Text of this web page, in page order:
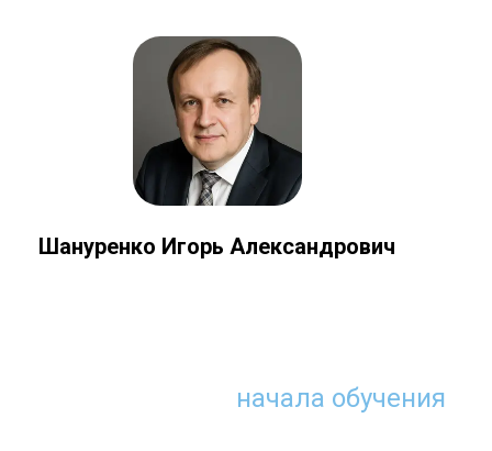
Шануренко Игорь Александрович
начала обучения